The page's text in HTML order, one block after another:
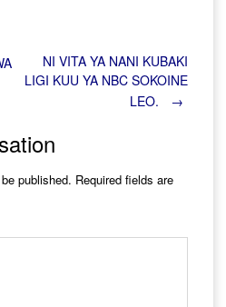
NI VITA YA NANI KUBAKI
LIGI KUU YA NBC SOKOINE
LEO.
→
published. Required fields are